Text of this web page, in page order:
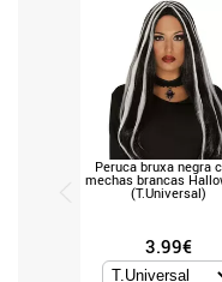
Peruca bruxa negra
mechas brancas
(T.Universal)
3.99€